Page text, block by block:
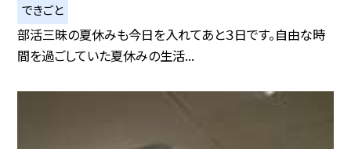
できごと
部活三昧の夏休みも今日を入れてあと３日です。自由な時
間を過ごしていた夏休みの生活...